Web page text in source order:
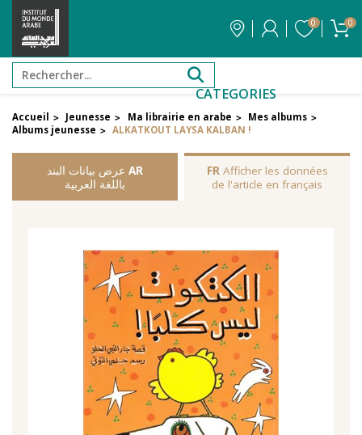
0 0
CATEGORIES
Accueil > Jeunesse > Ma librairie en arabe > Mes albums >
Albums jeunesse > ALKATKOUT LAYSA KALBAN !
AR عرض بيانات البند
باللغة العربية
FRAfficher les données
de l'article en français